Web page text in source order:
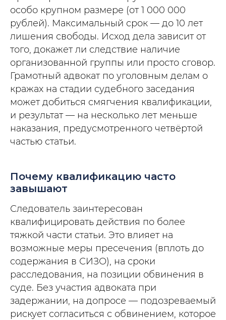
особо крупном размере (от 1 000 000
рублей). Максимальный срок — до 10 лет
лишения свободы. Исход дела зависит от
того, докажет ли следствие наличие
организованной группы или просто сговор.
Грамотный адвокат по уголовным делам о
кражах на стадии судебного заседания
может добиться смягчения квалификации,
и результат — на несколько лет меньше
наказания, предусмотренного четвёртой
частью статьи.
Почему квалификацию часто
завышают
Следователь заинтересован
квалифицировать действия по более
тяжкой части статьи. Это влияет на
возможные меры пресечения (вплоть до
содержания в СИЗО), на сроки
расследования, на позиции обвинения в
суде. Без участия адвоката при
задержании, на допросе — подозреваемый
рискует согласиться с обвинением, которое